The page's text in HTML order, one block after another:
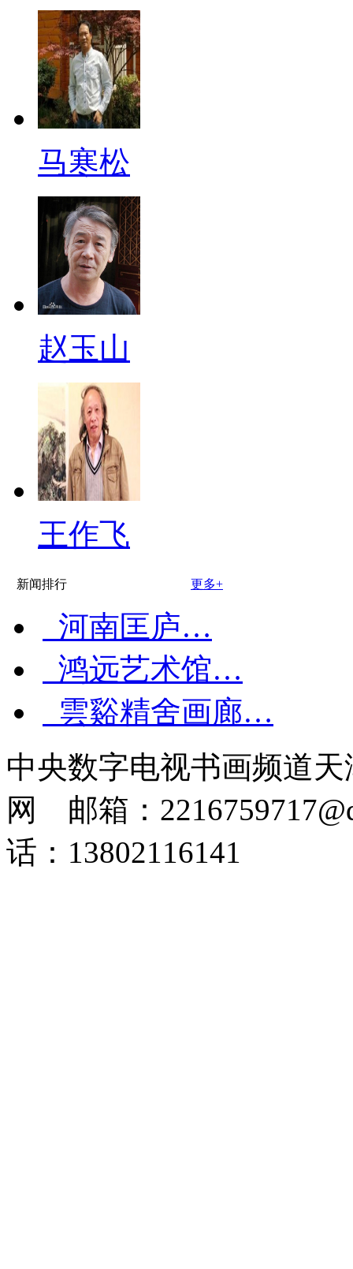
马寒松
赵玉山
王作飞
新闻排行 更多+
河南匡庐…
鸿远艺术馆…
雲谿精舍画廊…
中央数字电视书画频道
网 邮箱：
话：13802116141